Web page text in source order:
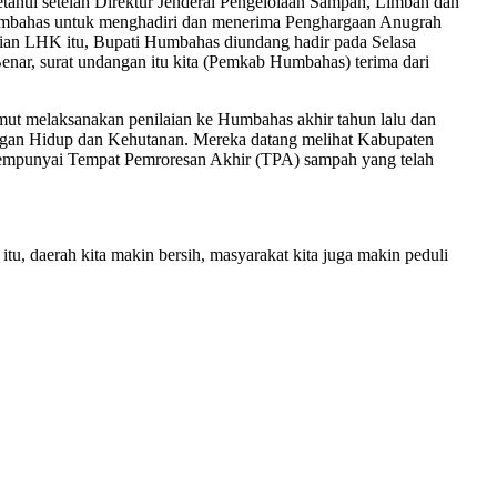
untuk menghadiri dan menerima Penghargaan Anugrah
LHK itu, Bupati Humbahas diundang hadir pada Selasa
surat undangan itu kita (Pemkab Humbahas) terima dari
melaksanakan penilaian ke Humbahas akhir tahun lalu dan
Hidup dan Kehutanan. Mereka datang melihat Kabupaten
Tempat Pemroresan Akhir (TPA) sampah yang telah
daerah kita makin bersih, masyarakat kita juga makin peduli